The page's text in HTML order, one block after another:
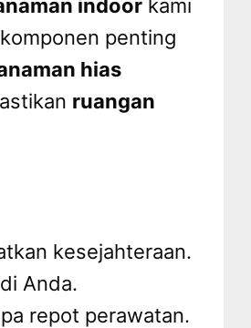
indoor kami
penting
hias
ruangan
kesejahteraan.
Anda.
repot perawatan.